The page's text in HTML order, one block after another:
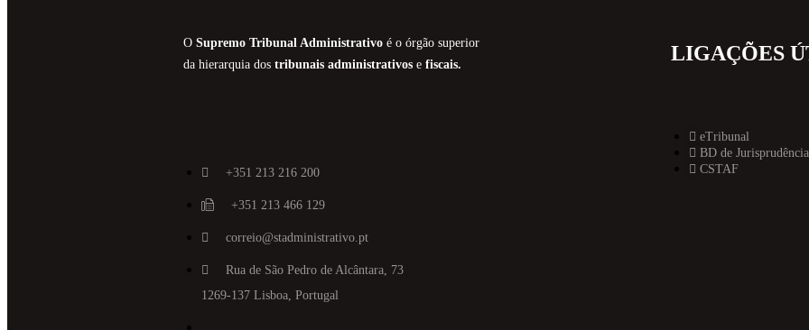
O Supremo Tribunal Administrativo é o órgão superior
da hierarquia dos tribunais administrativos e fiscais.
+351 213 216 200
+351 213 466 129
correio@stadministrativo.pt
Rua de São Pedro de Alcântara, 73
1269-137 Lisboa, Portugal
LIGAÇÕES
eTribunal
BD de Jurisprudência
CSTAF